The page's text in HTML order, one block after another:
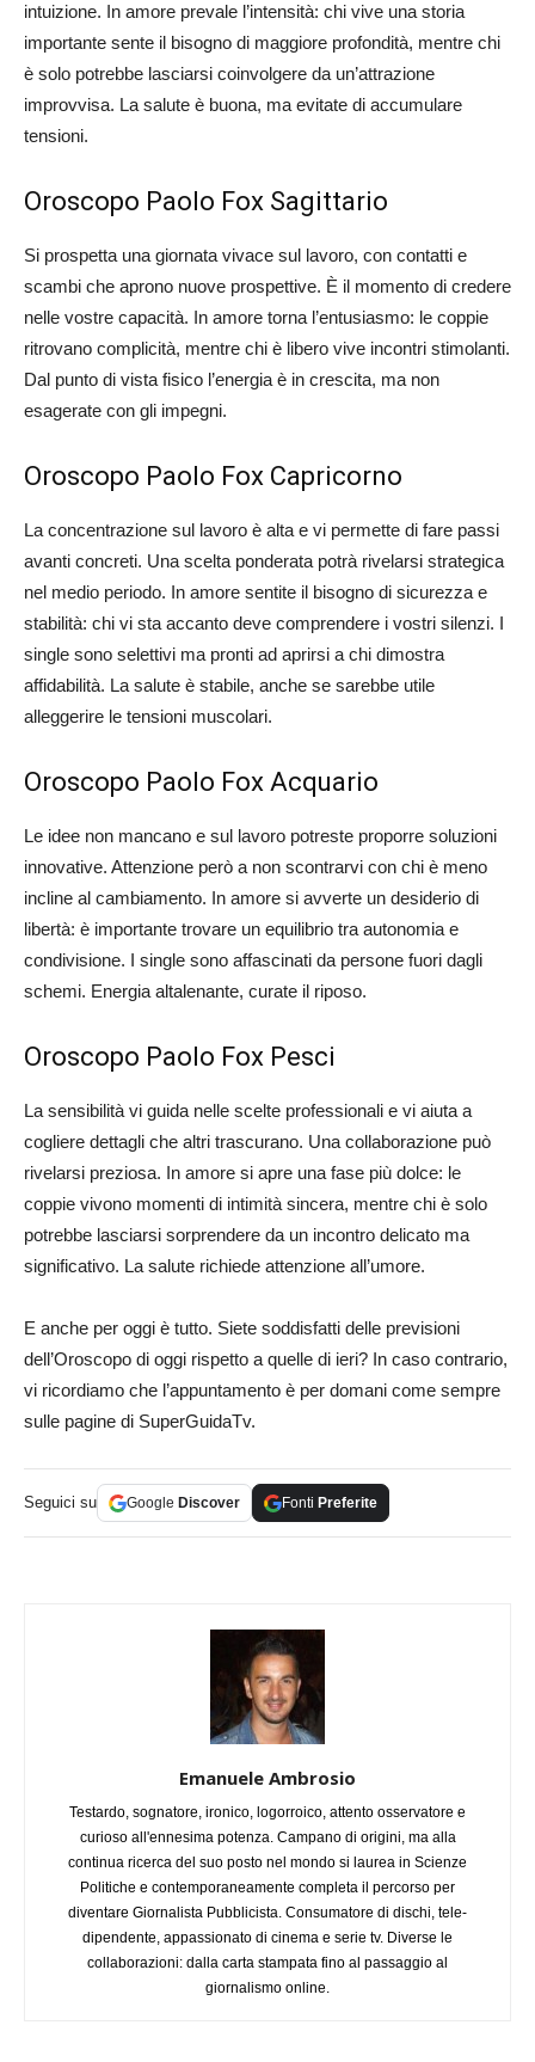
intuizione. In amore prevale l’intensità: chi vive una storia
importante sente il bisogno di maggiore profondità, mentre chi
è solo potrebbe lasciarsi coinvolgere da un’attrazione
improvvisa. La salute è buona, ma evitate di accumulare
tensioni.
Oroscopo Paolo Fox Sagittario
Si prospetta una giornata vivace sul lavoro, con contatti e
scambi che aprono nuove prospettive. È il momento di credere
nelle vostre capacità. In amore torna l’entusiasmo: le coppie
ritrovano complicità, mentre chi è libero vive incontri stimolanti.
Dal punto di vista fisico l’energia è in crescita, ma non
esagerate con gli impegni.
Oroscopo Paolo Fox Capricorno
La concentrazione sul lavoro è alta e vi permette di fare passi
avanti concreti. Una scelta ponderata potrà rivelarsi strategica
nel medio periodo. In amore sentite il bisogno di sicurezza e
stabilità: chi vi sta accanto deve comprendere i vostri silenzi. I
single sono selettivi ma pronti ad aprirsi a chi dimostra
affidabilità. La salute è stabile, anche se sarebbe utile
alleggerire le tensioni muscolari.
Oroscopo Paolo Fox Acquario
Le idee non mancano e sul lavoro potreste proporre soluzioni
innovative. Attenzione però a non scontrarvi con chi è meno
incline al cambiamento. In amore si avverte un desiderio di
libertà: è importante trovare un equilibrio tra autonomia e
condivisione. I single sono affascinati da persone fuori dagli
schemi. Energia altalenante, curate il riposo.
Oroscopo Paolo Fox Pesci
La sensibilità vi guida nelle scelte professionali e vi aiuta a
cogliere dettagli che altri trascurano. Una collaborazione può
rivelarsi preziosa. In amore si apre una fase più dolce: le
coppie vivono momenti di intimità sincera, mentre chi è solo
potrebbe lasciarsi sorprendere da un incontro delicato ma
significativo. La salute richiede attenzione all’umore.
E anche per oggi è tutto. Siete soddisfatti delle previsioni
dell’Oroscopo di oggi rispetto a quelle di ieri? In caso contrario,
vi ricordiamo che l’appuntamento è per domani come sempre
sulle pagine di SuperGuidaTv.
Seguici su Google Discover Fonti Preferite
Emanuele Ambrosio
Testardo, sognatore, ironico, logorroico, attento osservatore e
curioso all'ennesima potenza. Campano di origini, ma alla
continua ricerca del suo posto nel mondo si laurea in Scienze
Politiche e contemporaneamente completa il percorso per
diventare Giornalista Pubblicista. Consumatore di dischi, tele-
dipendente, appassionato di cinema e serie tv. Diverse le
collaborazioni: dalla carta stampata fino al passaggio al
giornalismo online.